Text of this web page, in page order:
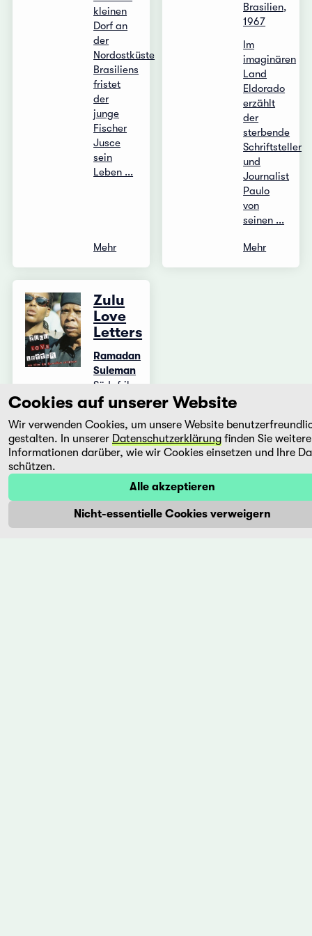
kleinen
Dorf an
der
Nordostküste
Brasiliens
fristet
der
junge
Fischer
Jusce
sein
Leben ...
Mehr
Brasilien,
1967
Im
imaginären
Land
Eldorado
erzählt
der
sterbende
Schriftsteller
und
Journalist
Paulo
von
seinen ...
Mehr
Zulu
Love
Letters
Ramadan
Suleman
Südafrika,
2004
Während
der
grösste
südafrikanischen
die Zeit
der
Cookies auf unserer Website
Wir verwenden Cookies, um unsere Website
gestalten. In unserer Datenschutzerklärung finden Sie weitere
Informationen darüber, wie wir Cookies einsetzen und Ihre
schützen.
Alle akzeptieren
Nicht-essentielle Cookies verweigern